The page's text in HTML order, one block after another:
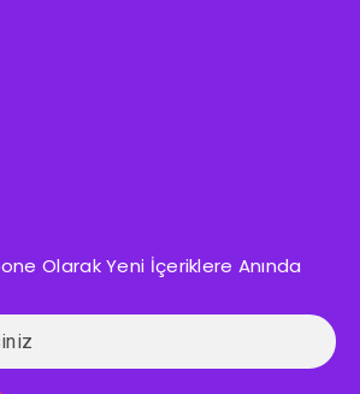
Olarak Yeni İçeriklere Anında